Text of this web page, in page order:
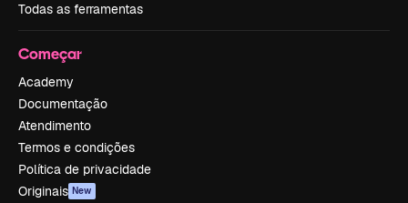
Todas as ferramentas
Começar
Academy
Documentação
Atendimento
Termos e condições
Política de privacidade
Originais New